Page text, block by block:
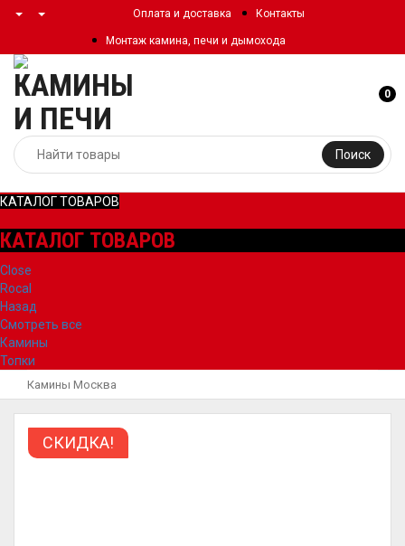
Оплата и доставка Контакты
Монтаж камина, печи и дымохода
Поиск
0
КАТАЛОГ ТОВАРОВ
КАТАЛОГ ТОВАРОВ
Close
Rocal
Назад
Смотреть все
Камины
Топки
Камины Москва
СКИДКА!